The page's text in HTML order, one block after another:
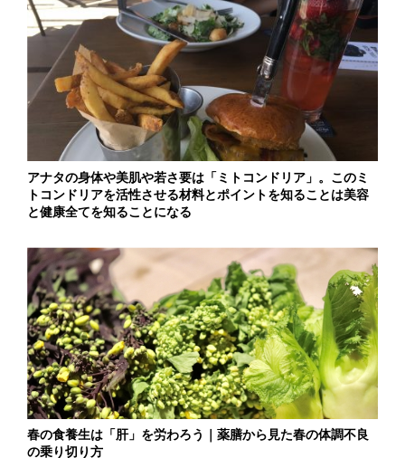
アナタの身体や美肌や若さ要は「ミトコンドリア」。このミ
トコンドリアを活性させる材料とポイントを知ることは美容
と健康全てを知ることになる
春の食養生は「肝」を労わろう｜薬膳から見た春の体調不良
の乗り切り方